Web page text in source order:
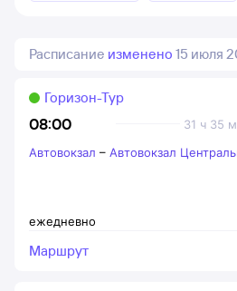
Расписание изменено 15 июля
08:00 31 ч 35 м
Горизон-Тур
ежедневно
Автовокзал – Автовокзал
Маршрут